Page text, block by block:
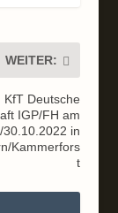
WEITER:
KfT Deutsche
IGP/FH am
30.10.2022 in
Kammerfors
t